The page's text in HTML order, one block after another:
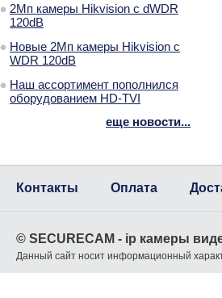
2Мп камеры Hikvision с dWDR
120dB
Новые 2Мп камеры Hikvision с
WDR 120dB
Наш ассортимент пополнился
оборудованием HD-TVI
еще новости...
Контакты Оплата
© SECURECAM - ip камеры
Данный сайт носит информационный